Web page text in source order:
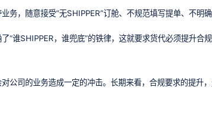
务，随意接受“无SHIPPER”订舱、不规范填写提单、不明
“谁SHIPPER，谁兜底”的铁律，这就要求货代必须提升
公司的业务造成一定的冲击。长期来看，合规要求的提升